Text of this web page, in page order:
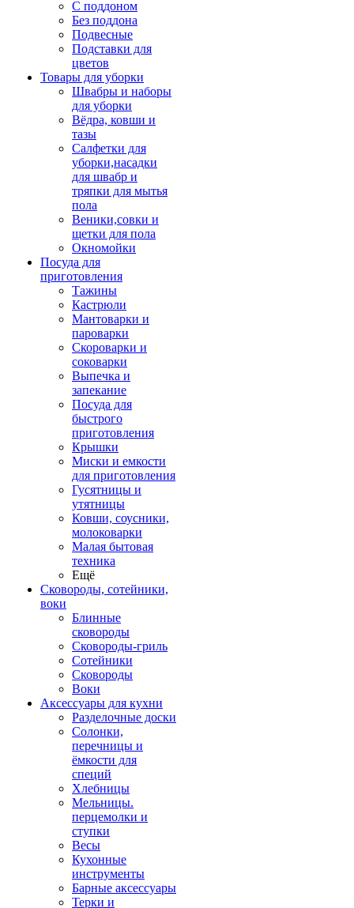
С поддоном
Без поддона
Подвесные
Подставки для
цветов
Товары для уборки
Швабры и наборы
для уборки
Вёдра, ковши и
тазы
Салфетки для
уборки,насадки
для швабр и
тряпки для мытья
пола
Веники,совки и
щетки для пола
Окномойки
Посуда для
приготовления
Тажины
Кастрюли
Мантоварки и
пароварки
Скороварки и
соковарки
Выпечка и
запекание
Посуда для
быстрого
приготовления
Крышки
Миски и емкости
для приготовления
Гусятницы и
утятницы
Ковши, соусники,
молоковарки
Малая бытовая
техника
Ещё
Сковороды, сотейники,
воки
Блинные
сковороды
Сковороды-гриль
Сотейники
Сковороды
Воки
Аксессуары для кухни
Разделочные доски
Солонки,
перечницы и
ёмкости для
специй
Хлебницы
Мельницы.
перцемолки и
ступки
Весы
Кухонные
инструменты
Барные аксессуары
Терки и